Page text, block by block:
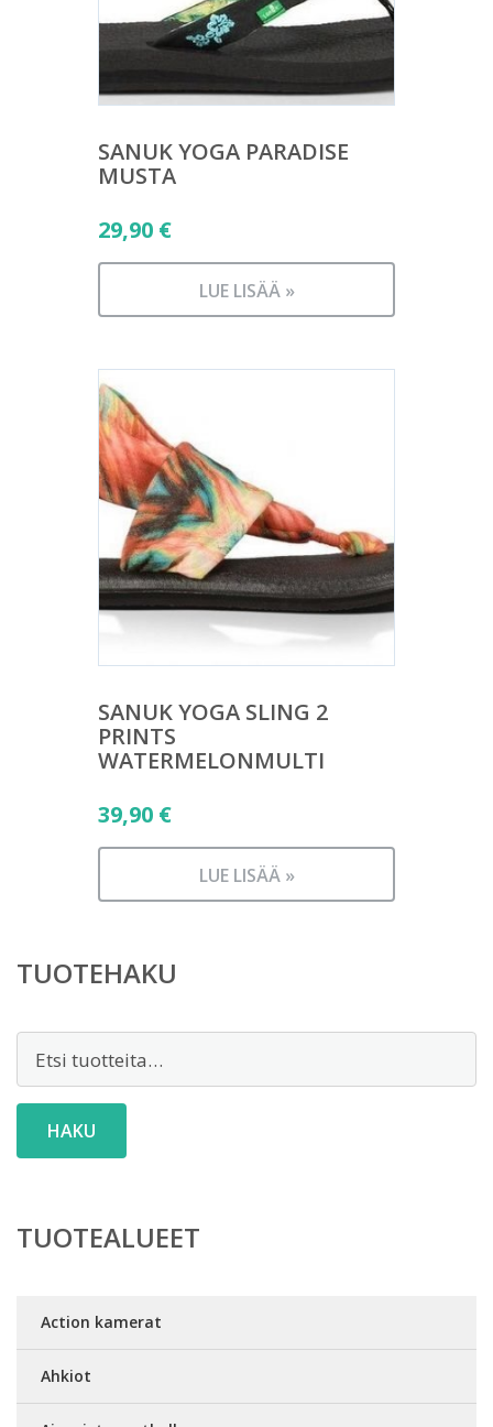
SANUK YOGA PARADISE
MUSTA
29,90 €
LUE LISÄÄ »
SANUK YOGA SLING 2
PRINTS
WATERMELONMULTI
39,90 €
LUE LISÄÄ »
TUOTEHAKU
HAKU
TUOTEALUEET
Action kamerat
Ahkiot